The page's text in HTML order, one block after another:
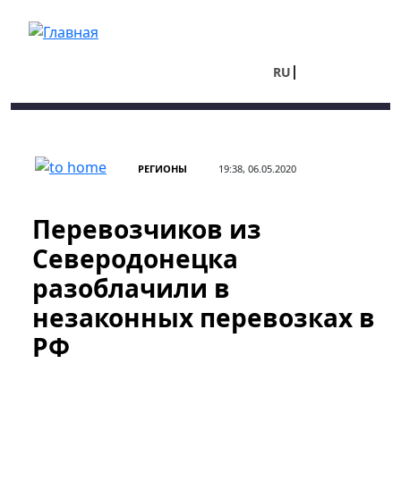
RU
РЕГИОНЫ 19:38, 06.05.2020
Перевозчиков из
Северодонецка
разоблачили в
незаконных перевозках в
РФ